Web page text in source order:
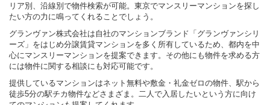
リア別、沿線別で物件検索が可能。東京でマンスリーマンションを探し
たい方の力に鳴ってくれることでしょう。
グランヴァン株式会社は自社のマンションブランド「グランヴァンシリ
ーズ」をはじめ分譲賃貸マンションを多く所有しているため、都内を中
心にマンスリーマンションを提案できます。その他にも物件を求める方
には物件に関する相談にも対応可能です。
提供しているマンションはネット無料や敷金・礼金ゼロの物件、駅から
徒歩5分の駅チカ物件などさまざま。二人で入居したいという方に向け